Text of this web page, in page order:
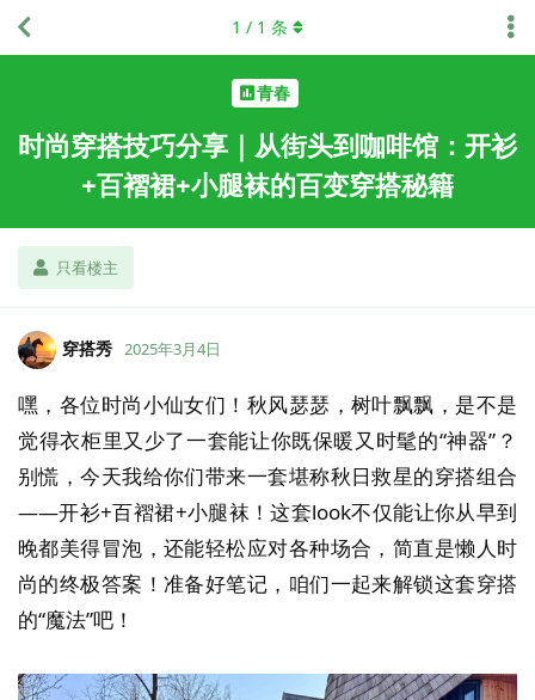
青春
时尚穿搭技巧分享｜从街头到咖啡馆：开衫
+百褶裙+小腿袜的百变穿搭秘籍
只看楼主
1 / 1 条
穿搭秀 2025年3月4日
嘿，各位时尚小仙女们！秋风瑟瑟，树叶飘飘，是不是
觉得衣柜里又少了一套能让你既保暖又时髦的“神器”？
别慌，今天我给你们带来一套堪称秋日救星的穿搭组合
——开衫+百褶裙+小腿袜！这套look不仅能让你从早到
晚都美得冒泡，还能轻松应对各种场合，简直是懒人时
尚的终极答案！准备好笔记，咱们一起来解锁这套穿搭
的“魔法”吧！